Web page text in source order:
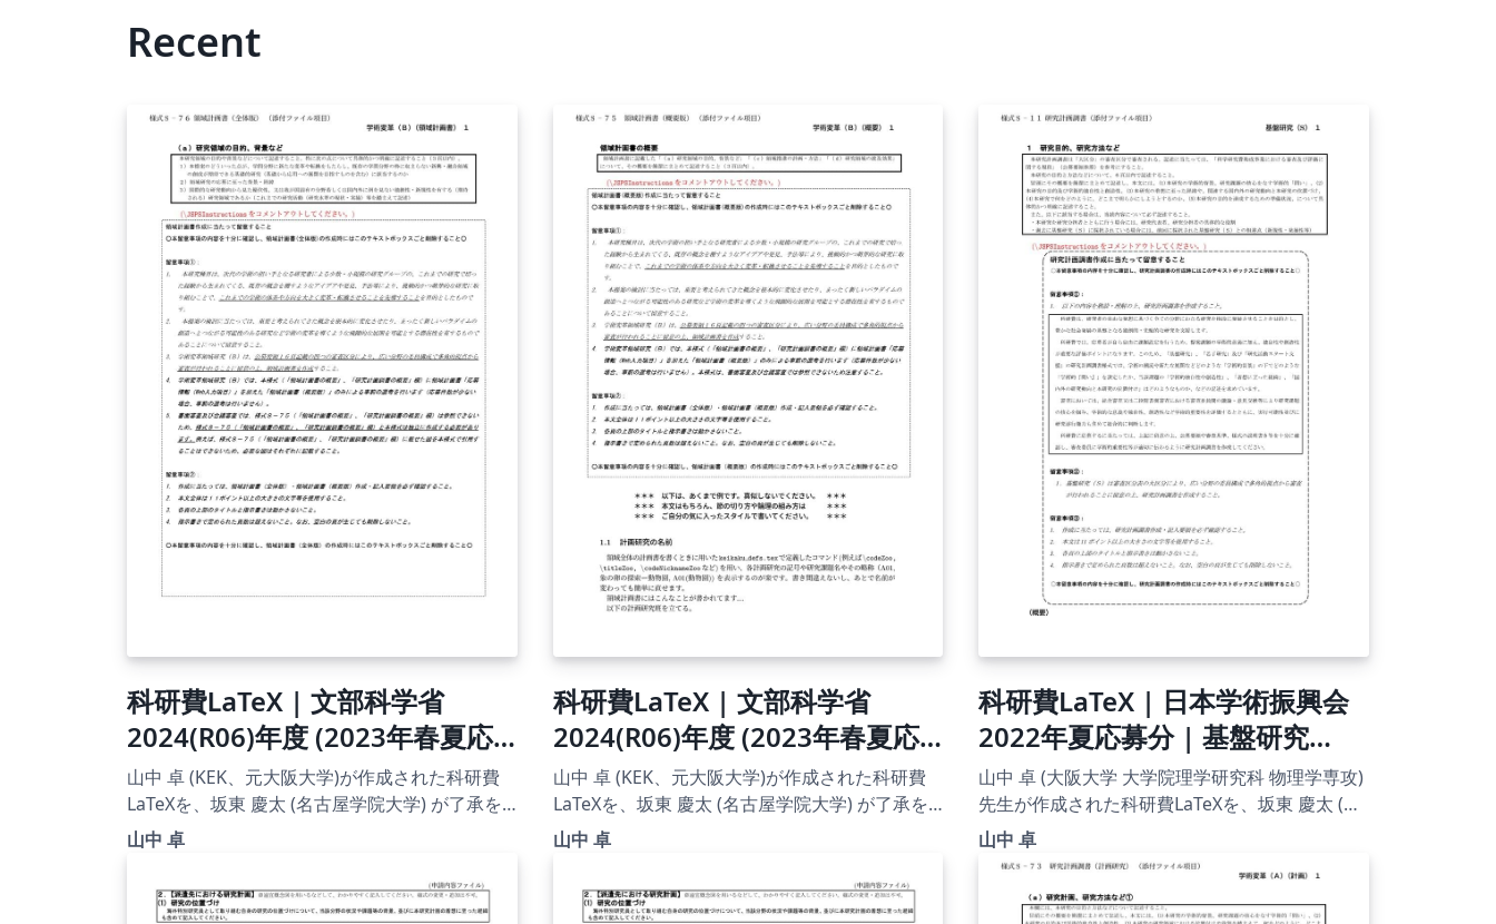
Recent
科研費LaTeX | 文部科学省
2024(R06)年度 (2023年春夏応
募分) 学術変革領域研究 | 学術
変革領域研究(B) (領域計画書
（全体版)) | 2023.04.21
山中 卓 (KEK、元大阪大学)が作成された科研費
LaTeXを、坂東 慶太 (名古屋学院大学) が了承を
得てテンプレート登録しています。 詳細はこち
http://osksn2.hep.sci.osaka-
u.ac.jp/~taku/kakenhiLaTeX/
山中 卓
科研費LaTeX | 文部科学省
2024(R06)年度 (2023年春夏応
募分) 学術変革領域研究 | 学術
変革領域研究(B) (領域計画書(概
要版)) 書き方マニュアル |
山中 卓 (KEK、元大阪大学)が作成された科研費
LaTeXを、坂東 慶太 (名古屋学院大学) が了承を
得てテンプレート登録しています。 詳細はこち
http://osksn2.hep.sci.osaka-
u.ac.jp/~taku/kakenhiLaTeX/
山中 卓
科研費LaTeX | 日本学術振興会
2022年夏応募分 | 基盤研究
（S）書き方マニュアル |
2023.04.18
山中 卓 (大阪大学 大学院理学研究科 物理学専攻)
先生が作成された科研費LaTeXを、坂東 慶太 (名
古屋学院大学) が了承を得てテンプレート登録し
ています。 詳細はこちら↓をご確認ください。
u.ac.jp/~taku/kakenhiLaTeX/
山中 卓